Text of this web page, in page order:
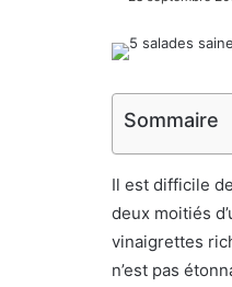
Sommaire
Il est difficile
deux moitiés
vinaigrettes
n’est pas